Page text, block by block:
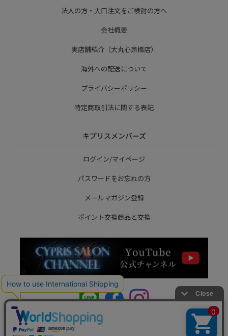
法人の方・大口注文をご検討の方へ
会社概要
実店舗紹介（大丸心斎橋店）
海外への配送について
プライバシーポリシー
特定商取引法に関する表記
キプリスメンバーズ
ログイン/マイページ
パスワードをお忘れの方
メールマガジン登録
ポイント交換商品と交換